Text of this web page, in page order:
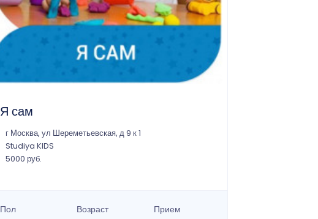
Я сам
г Москва, ул Шереметьевская, д 9 к 1
Studiya KIDS
5000 руб.
Пол Возраст Прием